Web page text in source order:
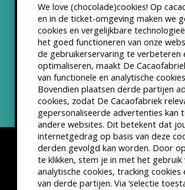
We love (chocolade)cookies! Op
en in de ticket-omgeving maken we
cookies en vergelijkbare
het goed functioneren van onze
de gebruikerservaring te verbeteren
optimaliseren, maakt De
van functionele en analytische
Bovendien plaatsen derde partijen
cookies, zodat De Cacaofabriek
gepersonaliseerde advertenties kan
andere websites. Dit betekent dat
internetgedrag op basis van deze
derden gevolgd kan worden. Door
te klikken, stem je in met het gebruik
analytische cookies, tracking cookies
van derde partijen. Via ‘selectie
Partners &
ANBI status
Nieuwsbrief
Disclaimer Privacyverklaring